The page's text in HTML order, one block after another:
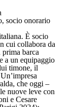
socio onorario
. È socio
cui collabora da
barca
a un equipaggio
timone, il
che oggi –
nuove leve con
e Cesare